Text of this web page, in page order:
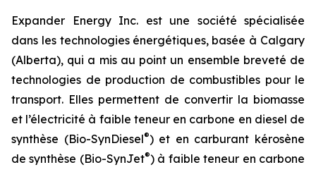
Expander Energy Inc. est une société spécialisée
dans les technologies énergétiques, basée à Calgary
(Alberta), qui a mis au point un ensemble breveté de
technologies de production de combustibles pour le
transport. Elles permettent de convertir la biomasse
et l’électricité à faible teneur en carbone en diesel de
synthèse (Bio-SynDiesel®) et en carburant kérosène
de synthèse (Bio-SynJet®) à faible teneur en carbone